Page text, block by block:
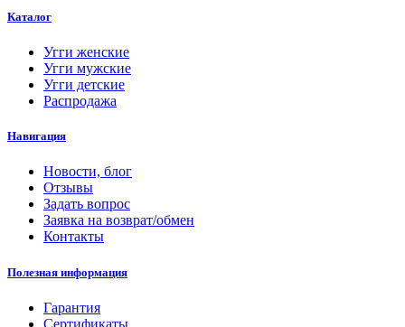
Каталог
Угги женские
Угги мужские
Угги детские
Распродажа
Навигация
Новости, блог
Отзывы
Задать вопрос
Заявка на возврат/обмен
Контакты
Полезная информация
Гарантия
Сертификаты